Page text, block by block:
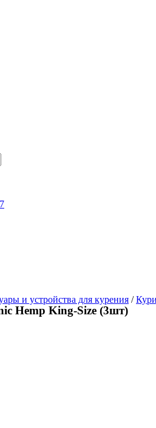
и устройства для курения /
Hemp King-Size (3шт)